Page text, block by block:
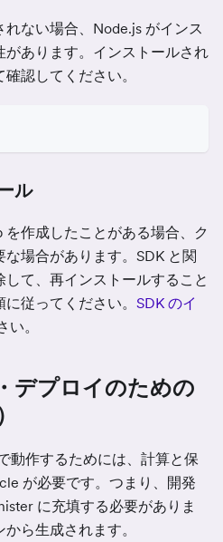
ない場合、Node.js がインス
があります。インストールされ
認してください。
ル
作成したことがある場合、ク
場合があります。SDK と関
て、再インストールすること
従ってください。 SDK のイ
。
デプロイのための
動作するためには、計算と保
が必要です。つまり、開発
に充填する必要がありま
ら生成されます。